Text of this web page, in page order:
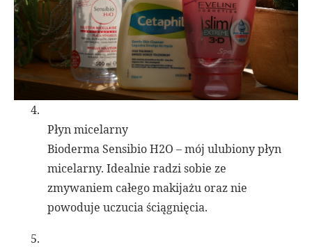
4.
Płyn micelarny
Bioderma Sensibio H2O – mój ulubiony płyn
micelarny. Idealnie radzi sobie ze
zmywaniem całego makijażu oraz nie
powoduje uczucia ściągnięcia.
5.